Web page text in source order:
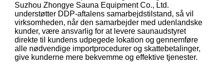
Suzhou Zhongye Sauna Equipment Co., Ltd.
understøtter DDP-aftalens samarbejdstilstand, så vil
virksomheden, når den samarbejder med udenlandske
kunder, være ansvarlig for at levere saunaudstyret
direkte til kundens udpegede lokation og gennemføre
alle nødvendige importprocedurer og skattebetalinger,
give kunderne mere bekvemme og effektive tjenester.